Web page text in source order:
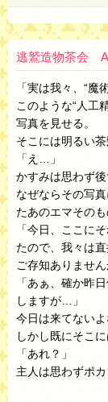
逃鷲造物茶会
「実は我々、“魔
このような“人工
写真を見せる。
そこには明るい
「え…」
かすみは思わず後
なぜならその写
たあのエマそのも
「今日、ここに
たので、我々は
ご存知ありませ
「あぁ、確か昨
しますが…」
今日は来てない
しかし既にそこ
「あれ？」
主人は思わずポカ